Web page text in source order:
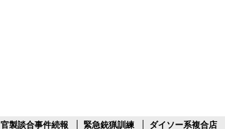
官製談合事件続報 緊急銃猟訓練 ダイソー系複合店